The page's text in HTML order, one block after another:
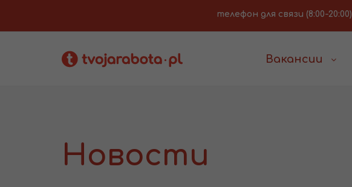
телефон для связи (8:00-20:00)
Вакансии
Новости